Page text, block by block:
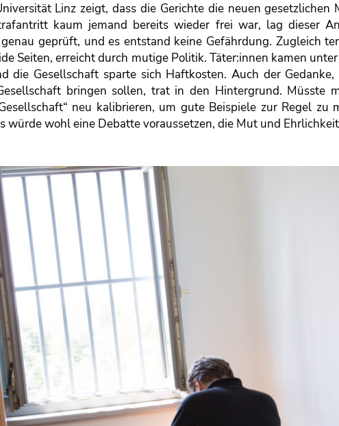
Linz zeigt, dass die Gerichte die neuen gesetzlichen
kaum jemand bereits wieder frei war, lag dieser
geprüft, und es entstand keine Gefährdung. Zugleich
Seiten, erreicht durch mutige Politik. Täter:innen kamen
die Gesellschaft sparte sich Haftkosten. Auch der
bringen sollen, trat in den Hintergrund. Müsste
neu kalibrieren, um gute Beispiele zur Regel zu
würde wohl eine Debatte voraussetzen, die Mut und